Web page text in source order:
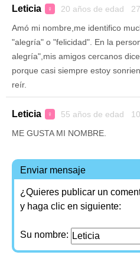
Leticia ♀ 20 años de edad
Amó mi nombre,me identifico
"alegría" o "felicidad". En la
alegría",mis amigos cercanos
porque casi siempre estoy
reír.
Leticia ♀ 55 años de edad
ME GUSTA MI NOMBRE.
Enviar mensaje
¿Quieres publicar un
y haga clic en siguiente:
Su nombre: